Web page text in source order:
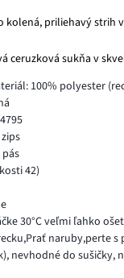
kolená, priliehavý strih
ceruzková sukňa v
100% polyester
zips
42)
30°C veľmi ľahko
naruby,perte
nevhodné do sušičky,